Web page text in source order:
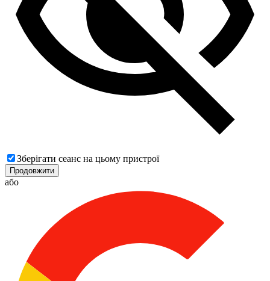
Зберігати сеанс на цьому пристрої
Продовжити
або